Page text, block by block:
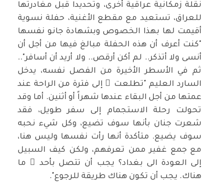
نقلة زمكانية عراقية أخرى، وتحديدا قبل مغادرتها
للعراق، تستعيد مع مقطع الأغنية، حفلة نسوية
أقيمت لها بهذا الخصوص وبشهادة جانو نفسها
"كنت أعرف أن هذه الحفلة مبالغ فيها من أجل أن
أنسى ولا أتذكر.. لم أكن أرقص.. ولا أريد أن أسافر"..
ثم في الأسطر الأخيرة من الفصل نفسه، يدخل
السارد العليم "تطلعت ْ إلى فترة من الراحة عند
عمتها من أجل البقاء عندها شهراً أو أثنين. أما وقد
تحولت رحلة الاستجمام إلى سفر طويل، فقد
شعرت جنان بأنها سوف تضيع، وكل شيء نحبه
سوف يضيع. متأكدة أنها رأت نفسها وليس هنا،
مع جمع غفير ممن تعرفهم، ولكن كيف السبيل
إلى العودة الى بغداد؟ يجب أن تتصل بأحد ٍ ما
هناك. يجب أن تكون هناك طريقة للرجوع".